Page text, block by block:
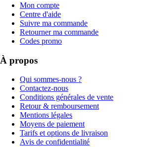
Mon compte
Centre d'aide
Suivre ma commande
Retourner ma commande
Codes promo
À propos
Qui sommes-nous ?
Contactez-nous
Conditions générales de vente
Retour & remboursement
Mentions légales
Moyens de paiement
Tarifs et options de livraison
Avis de confidentialité